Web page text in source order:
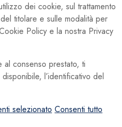
dei cookie, sul trattamento
titolare e sulle modalità per
Policy e la nostra Privacy
consenso prestato, ti
l’identificativo del
selezionato Consenti tutto